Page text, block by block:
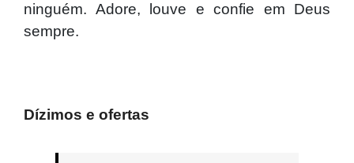
ninguém. Adore, louve e confie em Deus
sempre.
Dízimos e ofertas